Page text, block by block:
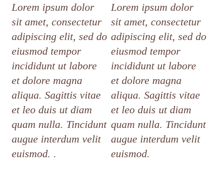
Lorem ipsum dolor
sit amet, consectetur
adipiscing elit, sed do
eiusmod tempor
incididunt ut labore
et dolore magna
aliqua. Sagittis vitae
et leo duis ut diam
quam nulla. Tincidunt
augue interdum velit
euismod. .
Lorem ipsum dolor
sit amet, consectetur
adipiscing elit, sed do
eiusmod tempor
incididunt ut labore
et dolore magna
aliqua. Sagittis vitae
et leo duis ut diam
quam nulla. Tincidunt
augue interdum velit
euismod.